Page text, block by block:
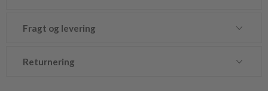
Fragt og levering
Returnering